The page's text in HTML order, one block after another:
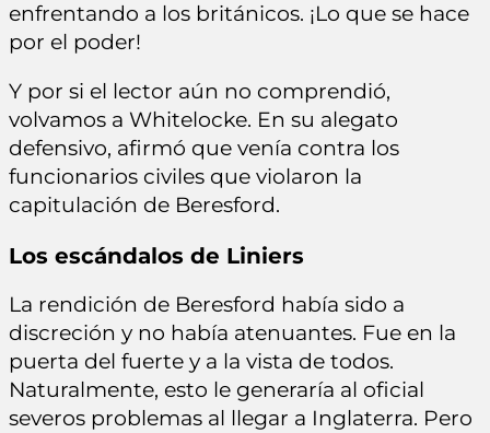
enfrentando a los británicos. ¡Lo que se hace
por el poder!
Y por si el lector aún no comprendió,
volvamos a Whitelocke. En su alegato
defensivo, afirmó que venía contra los
funcionarios civiles que violaron la
capitulación de Beresford.
Los escándalos de Liniers
La rendición de Beresford había sido a
discreción y no había atenuantes. Fue en la
puerta del fuerte y a la vista de todos.
Naturalmente, esto le generaría al oficial
severos problemas al llegar a Inglaterra. Pero